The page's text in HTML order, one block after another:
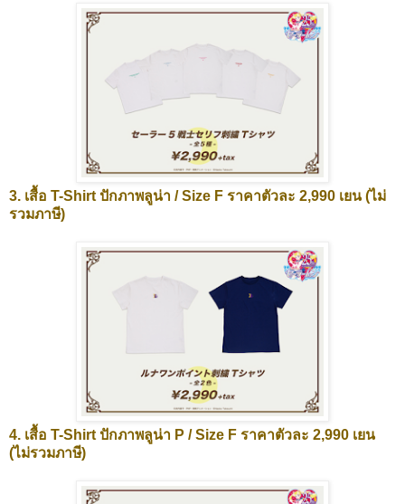
3. เสื้อ T-Shirt ปักภาพลูน่า / Size F ราคาตัวละ 2,990 เยน (ไม่
รวมภาษี)
4. เสื้อ T-Shirt ปักภาพลูน่า P / Size F ราคาตัวละ 2,990 เยน
(ไม่รวมภาษี)